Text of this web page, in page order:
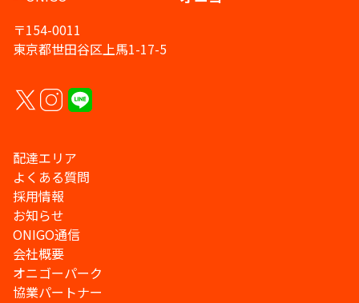
〒154-0011
東京都世田谷区上馬1-17-5
配達エリア
よくある質問
採用情報
お知らせ
ONIGO通信
会社概要
オニゴーパーク
協業パートナー